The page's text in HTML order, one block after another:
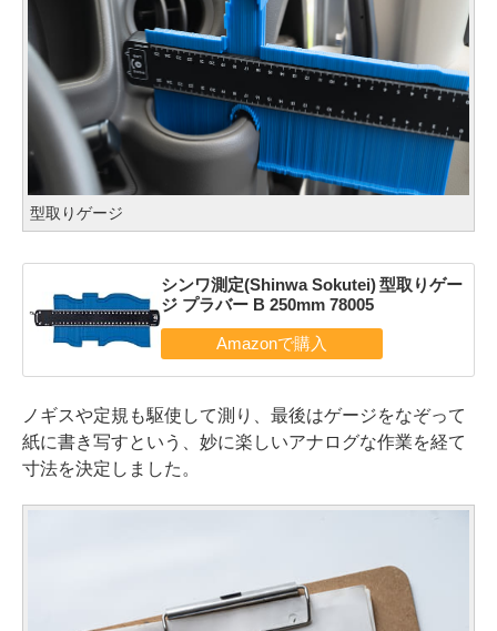
型取りゲージ
シンワ測定(Shinwa Sokutei) 型取りゲー
ジ プラバー B 250mm 78005
ノギスや定規も駆使して測り、最後はゲージをなぞって
紙に書き写すという、妙に楽しいアナログな作業を経て
寸法を決定しました。